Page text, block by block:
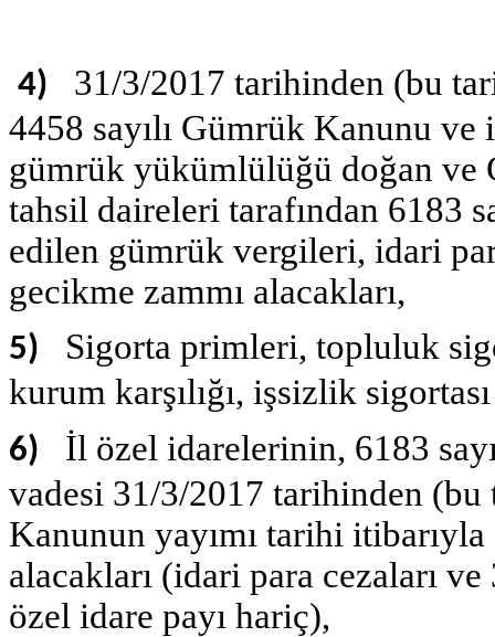
4)
31/3/2017 tarihinden (bu
4458 sayılı Gümrük Kanunu
gümrük yükümlülüğü doğan ve
tahsil daireleri tarafından 6183
edilen gümrük vergileri, idari
gecikme zammı alacakları,
5)
Sigorta primleri, topluluk
kurum karşılığı, işsizlik
6)
İl özel idarelerinin, 6183
vadesi 31/3/2017 tarihinden
Kanunun yayımı tarihi
alacakları (idari para cezaları
özel idare payı hariç),